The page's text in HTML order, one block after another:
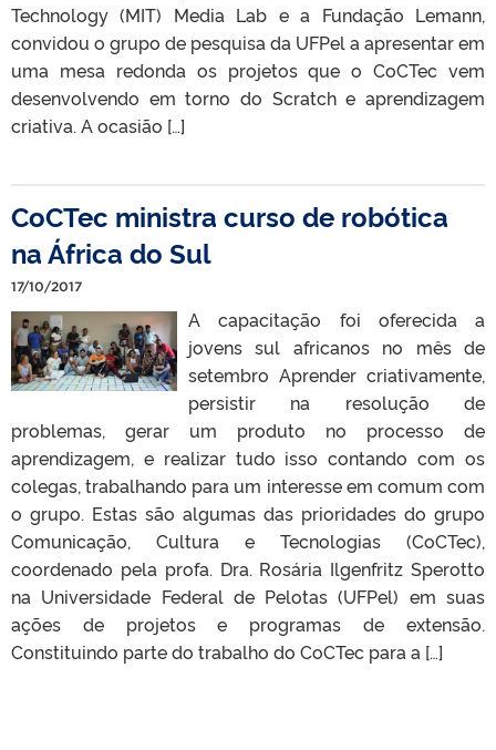
Technology (MIT) Media Lab e a Fundação Lemann,
convidou o grupo de pesquisa da UFPel a apresentar em
uma mesa redonda os projetos que o CoCTec vem
desenvolvendo em torno do Scratch e aprendizagem
criativa. A ocasião […]
CoCTec ministra curso de robótica
na África do Sul
17/10/2017
A capacitação foi oferecida a
jovens sul africanos no mês de
setembro Aprender criativamente,
persistir na resolução de
problemas, gerar um produto no processo de
aprendizagem, e realizar tudo isso contando com os
colegas, trabalhando para um interesse em comum com
o grupo. Estas são algumas das prioridades do grupo
Comunicação, Cultura e Tecnologias (CoCTec),
coordenado pela profa. Dra. Rosária Ilgenfritz Sperotto
na Universidade Federal de Pelotas (UFPel) em suas
ações de projetos e programas de extensão.
Constituindo parte do trabalho do CoCTec para a […]